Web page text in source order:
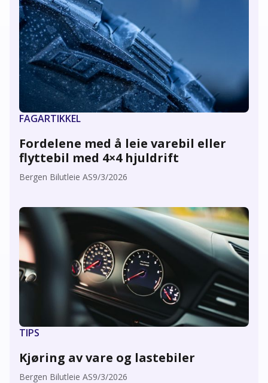
FAGARTIKKEL
Fordelene med å leie varebil eller
flyttebil med 4×4 hjuldrift
Bergen Bilutleie AS9/3/2026
TIPS
Kjøring av vare og lastebiler
Bergen Bilutleie AS9/3/2026